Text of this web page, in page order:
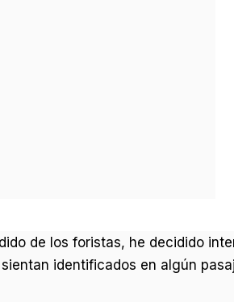
de los foristas, he decidido
identificados en algún